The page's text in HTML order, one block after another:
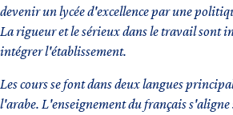
devenir un lycée d'excellence par une
La rigueur et le sérieux dans le travail sont
intégrer l'établissement.
Les cours se font dans deux langues
l'arabe. L'enseignement du français